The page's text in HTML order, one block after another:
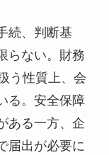
続、判断基
らない。財務
う性質上、会
る。安全保障
ある一方、企
届出が必要に